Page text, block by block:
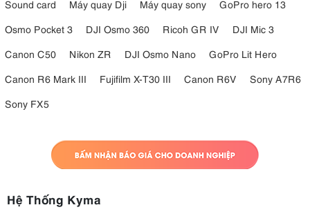
quá bụi bặm.
Sound card
Máy quay Dji Máy quay sony
GoPro hero 13
Osmo Pocket 3
DJI Osmo 360 Ricoh GR IV
DJI Mic 3
Canon C50
Nikon ZR DJI Osmo Nano
GoPro Lit Hero
Canon R6 Mark III
Fujifilm X-T30 III Canon R6V
Sony A7R6
Sony FX5
Hệ Thống Kyma